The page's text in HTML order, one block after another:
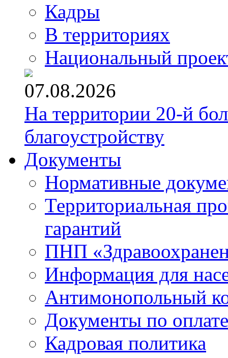
Кадры
В территориях
Национальный
07.08.2026
На территории 20-й
благоустройству
Документы
Нормативные
Территориальная
гарантий
ПНП
Информация для
Антимонопольный
Документы по
Кадровая политика